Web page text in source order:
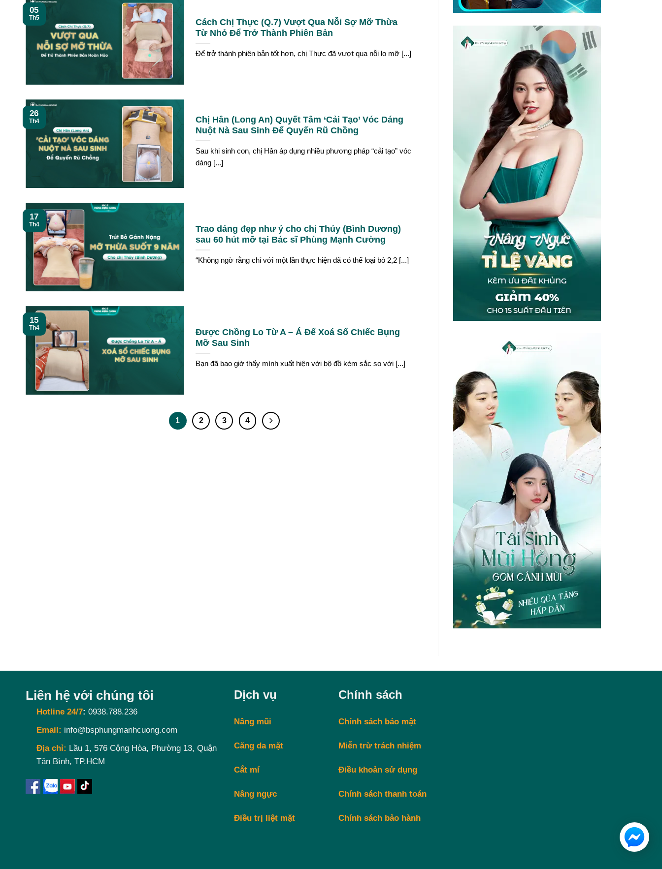
Cách Chị Thực (Q.7) Vượt Qua Nỗi Sợ Mỡ Thừa
Từ Nhỏ Để Trở Thành Phiên Bản
Để trở thành phiên bản tốt hơn, chị Thực đã vượt qua nỗi lo mỡ [...]
05
Th5
Chị Hân (Long An) Quyết Tâm ‘Cải Tạo’ Vóc Dáng
Nuột Nà Sau Sinh Để Quyến Rũ Chồng
Sau khi sinh con, chị Hân áp dụng nhiều phương pháp “cải tạo” vóc
dáng [...]
26
Th4
Trao dáng đẹp như ý cho chị Thúy (Bình Dương)
sau 60 hút mỡ tại Bác sĩ Phùng Mạnh Cường
“Không ngờ rằng chỉ với một lần thực hiện đã có thể loại bỏ 2,2 [...]
17
Th4
Được Chồng Lo Từ A – Á Để Xoá Sổ Chiếc Bụng
Mỡ Sau Sinh
Bạn đã bao giờ thấy mình xuất hiện với bộ đồ kém sắc so với [...]
15
Th4
1 2 3 4
Liên hệ với chúng tôi
Hotline 24/7: 0938.788.236
Email: info@bsphungmanhcuong.com
Địa chỉ: Lầu 1, 576 Cộng Hòa, Phường 13, Quận
Tân Bình, TP.HCM
Dịch vụ
Nâng mũi
Căng da mặt
Cắt mí
Nâng ngực
Điều trị liệt mặt
Chính sách
Chính sách bảo mật
Miễn trừ trách nhiệm
Điều khoản sử dụng
Chính sách thanh toán
Chính sách bảo hành